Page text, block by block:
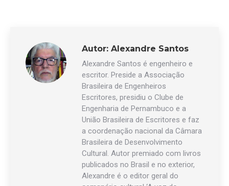
Autor: Alexandre Santos
Alexandre Santos é engenheiro e
escritor. Preside a Associação
Brasileira de Engenheiros
Escritores, presidiu o Clube de
Engenharia de Pernambuco e a
União Brasileira de Escritores e faz
a coordenação nacional da Câmara
Brasileira de Desenvolvimento
Cultural. Autor premiado com livros
publicados no Brasil e no exterior,
Alexandre é o editor geral do